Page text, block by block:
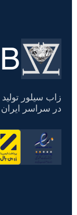
تسویه
حساب
زاب سیلور
در سراسر ایران